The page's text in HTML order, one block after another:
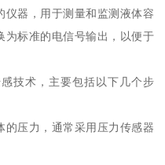
仪器，用于测量和监测液体容
为标准的电信号输出，以便于
技术，主要包括以下几个步
的压力，通常采用压力传感器